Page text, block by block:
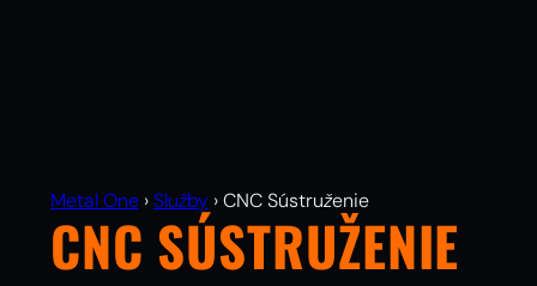
Metal One ›Služby ›CNC Sústruženie
CNC SÚSTRUŽENIE